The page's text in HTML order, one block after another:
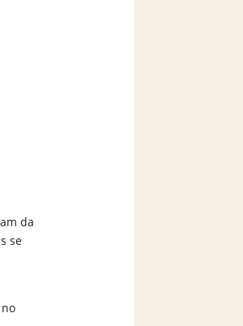
da
se